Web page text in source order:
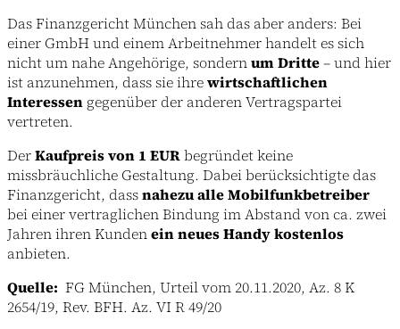
Das Finanzgericht München sah das aber anders: Bei
einer GmbH und einem Arbeitnehmer handelt es sich
nicht um nahe Angehörige, sondernum Dritte– und hier
ist anzunehmen, dass sie ihrewirtschaftlichen
Interessen gegenüber der anderen Vertragspartei
vertreten.
DerKaufpreis von 1 EURbegründet keine
missbräuchliche Gestaltung. Dabei berücksichtigte das
Finanzgericht, dassnahezu alle Mobilfunkbetreiber
bei einer vertraglichen Bindung im Abstand von ca. zwei
Jahren ihren Kundenein neues Handy kostenlos
anbieten.
Quelle: FG München, Urteil vom 20.11.2020, Az. 8 K
2654/19, Rev. BFH. Az. VI R 49/20